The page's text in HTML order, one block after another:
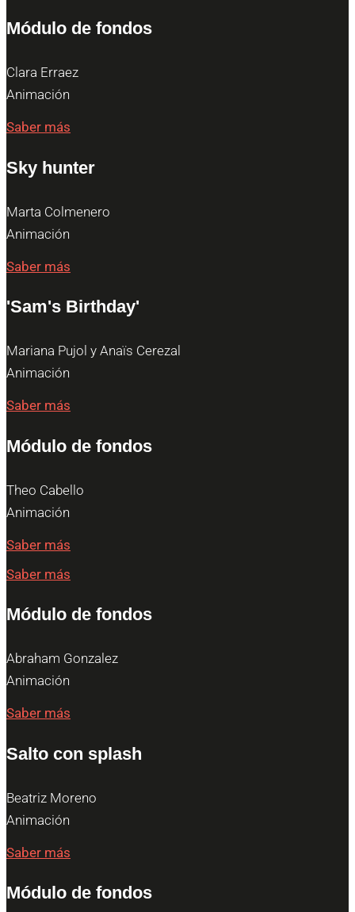
Módulo de fondos
Clara Erraez
Animación
Saber más
Sky hunter
Marta Colmenero
Animación
Saber más
'Sam's Birthday'
Mariana Pujol y Anaïs Cerezal
Animación
Saber más
Módulo de fondos
Theo Cabello
Animación
Saber más
Saber más
Módulo de fondos
Abraham Gonzalez
Animación
Saber más
Salto con splash
Beatriz Moreno
Animación
Saber más
Módulo de fondos